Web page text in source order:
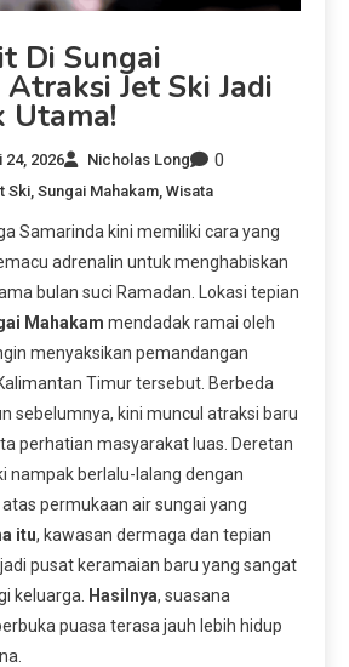
Di Sungai
Jet Ski Jadi
Utama!
24, 2026 Nicholas Long 0
Ski Sungai Mahakam Wisata
Samarinda kini memiliki cara yang
adrenalin untuk menghabiskan
bulan suci Ramadan. Lokasi tepian
Mahakam mendadak ramai oleh
menyaksikan pemandangan
Timur tersebut. Berbeda
sebelumnya, kini muncul atraksi baru
perhatian masyarakat luas. Deretan
nampak berlalu-lalang dengan
permukaan air sungai yang
itu, kawasan dermaga dan tepian
pusat keramaian baru yang sangat
keluarga.
Hasilnya, suasana
puasa terasa jauh lebih hidup